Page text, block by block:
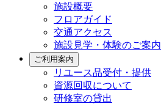
施設概要
フロアガイド
交通アクセス
施設見学・体験のご案内
ご利用案内
リユース品受付・提供
資源回収について
研修室の貸出